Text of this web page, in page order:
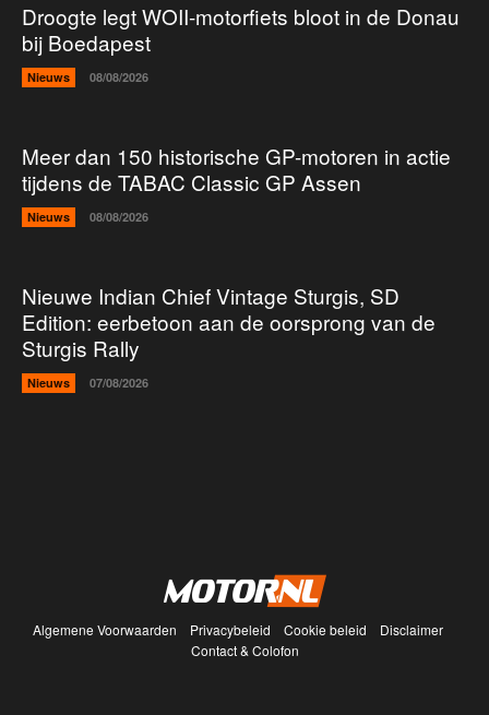
Droogte legt WOII-motorfiets bloot in de Donau
bij Boedapest
Nieuws 08/08/2026
Meer dan 150 historische GP-motoren in actie
tijdens de TABAC Classic GP Assen
Nieuws 08/08/2026
Nieuwe Indian Chief Vintage Sturgis, SD
Edition: eerbetoon aan de oorsprong van de
Sturgis Rally
Nieuws 07/08/2026
Algemene Voorwaarden Privacybeleid Cookie beleid
Disclaimer
Contact & Colofon